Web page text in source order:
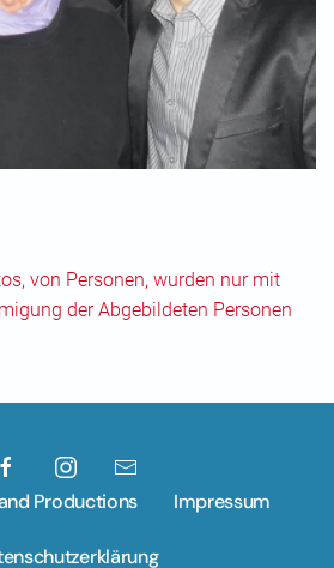
von Personen, wurden nur mit
der Abgebildeten Personen
Productions Impressum